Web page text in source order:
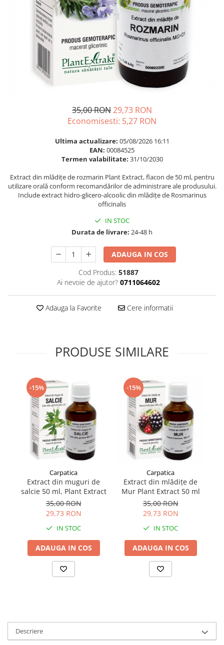
Omega 3
Par si unghii
Probiotice si prebiotice
Prostata
Sanatate urinara
Slabire si control greutate
Somn stres si anxietate
Supliment Calciu
Supliment Complexe
Supliment Magneziu
Supliment Vitamina D3
Supliment Vitamina E
Supliment Zinc
Tincturi si Gemoderivate
Tuse gat si respiratie
Vitamine si minerale
Ingrijire par
Balsam masca si tratament
Produse cu SPF Pentru Fata
Repelenti insecte
35,00 RON29,73 RON
Economisesti: 5,27 RON
Ultima actualizare: 05/08/2026 16:11
EAN: 00084525
Termen valabilitate: 31/10/2030
Extract din mlădițe de rozmarin Plant Extract, flacon de 50 ml, pentru
utilizare orală conform recomandărilor de administrare ale produsului.
Include extract hidro-glicero-alcoolic din mlădițe de Rosmarinus
officinalis
IN STOC
Durata de livrare: 24-48 h
ADAUGA IN COS
Cod Produs: 51887
Ai nevoie de ajutor? 0711064602
Adauga la Favorite Cere informatii
PRODUSE SIMILARE
-15%
Carpatica
Extract din muguri de
salcie 50 ml, Plant Extract
35,00 RON
29,73 RON
IN STOC
ADAUGA IN COS
-15%
Carpatica
Extract din mlădițe de
Mur Plant Extract 50 ml
35,00 RON
29,73 RON
IN STOC
ADAUGA IN COS
Descriere